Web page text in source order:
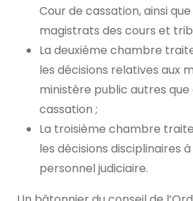
Cour de cassation, ainsi
magistrats des cours et
La deuxième chambre
les décisions relatives aux
ministère public autres que
cassation ;
La troisième chambre
les décisions disciplinaires
personnel judiciaire.